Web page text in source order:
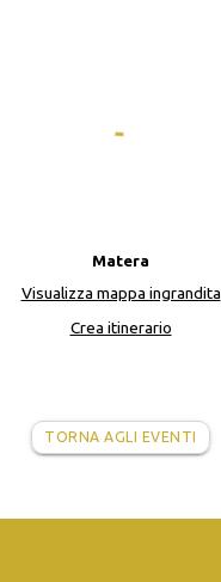
Matera
Visualizza mappa ingrandita
Crea itinerario
TORNA AGLI EVENTI